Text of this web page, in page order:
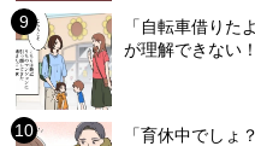
「自転車借りた
が理解できない
「育休中でしょ